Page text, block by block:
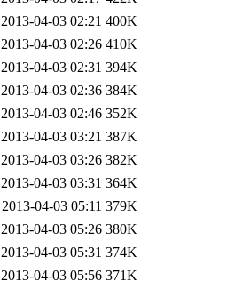
2013-04-03 02:21 400K
2013-04-03 02:26 410K
2013-04-03 02:31 394K
2013-04-03 02:36 384K
2013-04-03 02:46 352K
2013-04-03 03:21 387K
2013-04-03 03:26 382K
2013-04-03 03:31 364K
2013-04-03 05:11 379K
2013-04-03 05:26 380K
2013-04-03 05:31 374K
2013-04-03 05:56 371K